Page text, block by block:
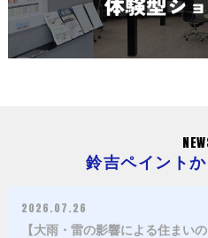
鈴吉ペイント
2026.07.26
【大雨・雷の影響による住まい